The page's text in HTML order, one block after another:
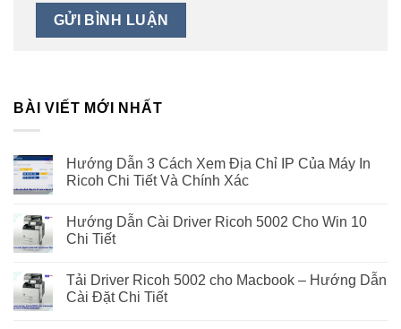
BÀI VIẾT MỚI NHẤT
Hướng Dẫn 3 Cách Xem Địa Chỉ IP Của Máy In
Ricoh Chi Tiết Và Chính Xác
Hướng Dẫn Cài Driver Ricoh 5002 Cho Win 10
Chi Tiết
Tải Driver Ricoh 5002 cho Macbook – Hướng Dẫn
Cài Đặt Chi Tiết